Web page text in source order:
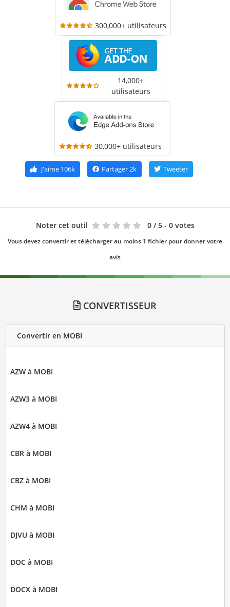
300,000+ utilisateurs
14,000+
utilisateurs
30,000+ utilisateurs
J'aime106k Partager2k Tweeter
Noter cet outil 0 / 5 - 0 votes
Vous devez convertir et télécharger au moins 1 fichier pour donner votre
avis
CONVERTISSEUR
Convertir en MOBI
AZW à MOBI
AZW3 à MOBI
AZW4 à MOBI
CBR à MOBI
CBZ à MOBI
CHM à MOBI
DJVU à MOBI
DOC à MOBI
DOCX à MOBI